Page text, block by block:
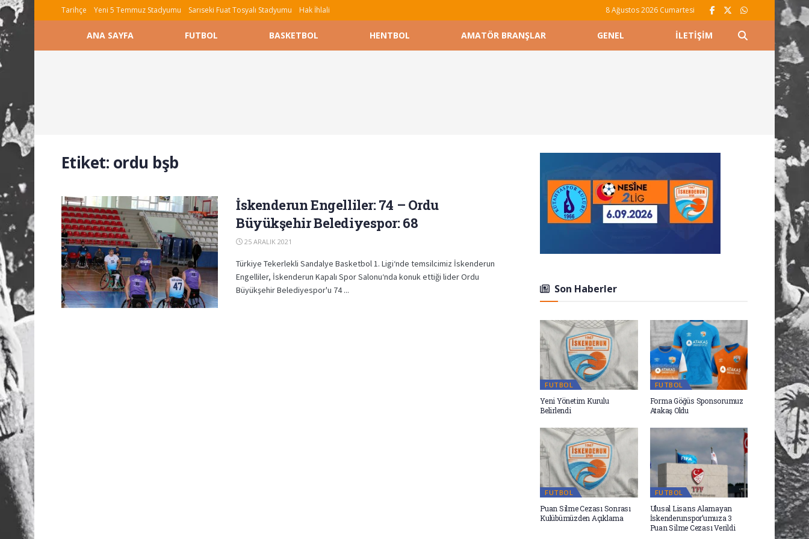
Tarihçe Yeni 5 Temmuz Stadyumu Sarıseki Fuat Tosyalı Stadyumu Hak İhlali 8 Ağustos 2026 Cumartesi
ANA SAYFA FUTBOL BASKETBOL HENTBOL AMATÖR BRANŞLAR GENEL İLETIŞIM
Etiket: ordu bşb
İskenderun Engelliler: 74 – Ordu
Büyükşehir Belediyespor: 68
25 ARALIK 2021
Türkiye Tekerlekli Sandalye Basketbol 1. Ligi‘nde temsilcimiz İskenderun
Engelliler, İskenderun Kapalı Spor Salonu‘nda konuk ettiği lider Ordu
Büyükşehir Belediyespor'u 74 ...
Son Haberler
FUTBOL
Yeni Yönetim Kurulu
Belirlendi
FUTBOL
Forma Göğüs Sponsorumuz
Atakaş Oldu
FUTBOL
Puan Silme Cezası Sonrası
Kulübümüzden Açıklama
FUTBOL
Ulusal Lisans Alamayan
İskenderunspor’umuza 3
Puan Silme Cezası Verildi